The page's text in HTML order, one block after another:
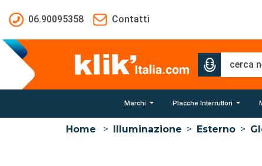
06.90095358
Contatti
Marchi Placche Interruttori
Home > Illuminazione > Esterno >